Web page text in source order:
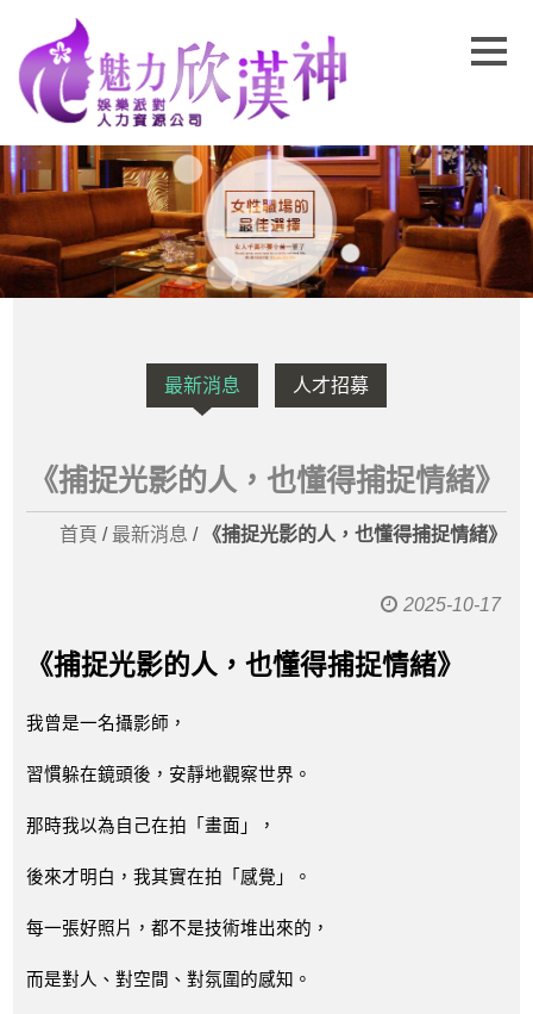
最新消息 人才招募
《捕捉光影的人，也懂得捕捉情緒》
首頁 / 最新消息 / 《捕捉光影的人，也懂得捕捉情緒》
2025-10-17
《捕捉光影的人，也懂得捕捉情緒》
我曾是一名攝影師，
習慣躲在鏡頭後，安靜地觀察世界。
那時我以為自己在拍「畫面」，
後來才明白，我其實在拍「感覺」。
每一張好照片，都不是技術堆出來的，
而是對人、對空間、對氛圍的感知。